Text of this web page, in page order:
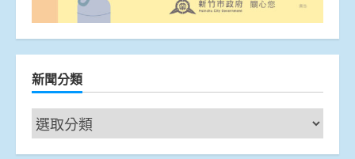
新聞分類
新
聞